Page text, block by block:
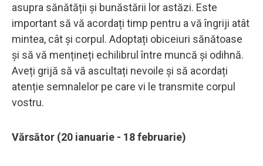
asupra sănătății și bunăstării lor astăzi. Este
important să vă acordați timp pentru a vă îngriji atât
mintea, cât și corpul. Adoptați obiceiuri sănătoase
și să vă mențineți echilibrul între muncă și odihnă.
Aveți grijă să vă ascultați nevoile și să acordați
atenție semnalelor pe care vi le transmite corpul
vostru.
Vărsător (20 ianuarie - 18 februarie)